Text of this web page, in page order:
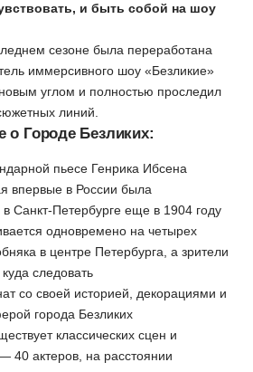
и быть собой на шоу
сезоне была переработана
иммерсивного шоу «Безликие»
углом и полностью проследил
линий.
о Городе Безликих:
пьесе Генрика Ибсена
впервые в России была
Санкт-Петербурге еще в 1904 году
одновремено на четырех
в центре Петербурга, а зрители
следовать
со своей историей, декорациями и
города Безликих
классических сцен и
40 актеров, на расстоянии